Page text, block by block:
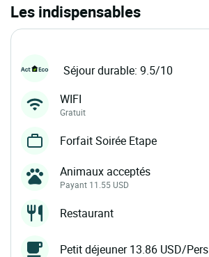
Les indispensables
Séjour durable: 9.5/10
WIFI
Gratuit
Forfait Soirée Etape
Animaux acceptés
Payant 11.55 USD
Restaurant
Petit déjeuner 13.86 USD/Pers